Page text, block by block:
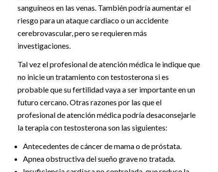
sanguíneos en las venas. También podría aumentar el
riesgo para un ataque cardiaco o un accidente
cerebrovascular, pero se requieren más
investigaciones.
Tal vez el profesional de atención médica le indique que
no inicie un tratamiento con testosterona si es
probable que su fertilidad vaya a ser importante en un
futuro cercano. Otras razones por las que el
profesional de atención médica podría desaconsejarle
la terapia con testosterona son las siguientes:
Antecedentes de cáncer de mama o de próstata.
Apnea obstructiva del sueño grave no tratada.